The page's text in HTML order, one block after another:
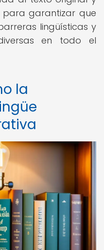
garantizar que
lingüísticas y
en todo el
la